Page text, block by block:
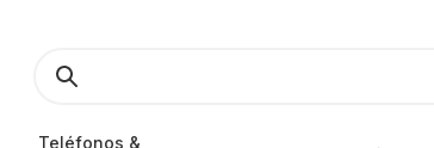
Teléfonos &